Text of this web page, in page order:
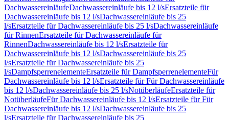
DachwassereinläufeDachwassereinläufe bis 12 l/sErsatzteile für
Dachwassereinläufe bis 12 l/sDachwassereinläufe bis 25
l/sErsatzteile für Dachwassereinläufe bis 25 l/sDachwassereinläufe
für RinnenErsatzteile für Dachwassereinläufe für
RinnenDachwassereinläufe bis 12 l/sErsatzteile für
Dachwassereinläufe bis 12 l/sDachwassereinläufe bis 25
l/sErsatzteile für Dachwassereinläufe bis 25
l/sDampfsperrenelementeErsatzteile für DampfsperrenelementeFür
Dachwassereinläufe bis 12 l/sErsatzteile für Für Dachwassereinläufe
bis 12 l/sDachwassereinläufe bis 25 l/sNotüberläufeErsatzteile für
NotüberläufeFür Dachwassereinläufe bis 12 l/sErsatzteile für Für
Dachwassereinläufe bis 12 l/sDachwassereinläufe bis 25
l/sErsatzteile für Dachwassereinläufe bis 25